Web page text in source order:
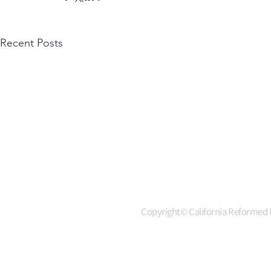
Recent Posts
Copyright© California Reformed